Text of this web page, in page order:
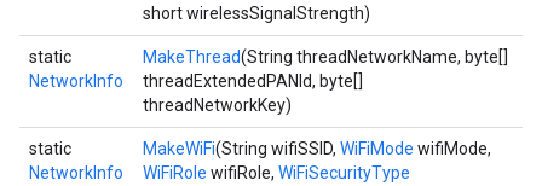
short wirelessSignalStrength)
static
NetworkInfo
MakeThread(String threadNetworkName, byte[]
threadExtendedPANId, byte[]
threadNetworkKey)
static
NetworkInfo
MakeWiFi(String wifiSSID, WiFiMode wifiMode,
WiFiRole wifiRole, WiFiSecurityType